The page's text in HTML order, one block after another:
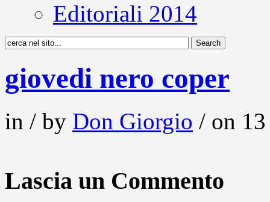
Editoriali 2014
giovedi nero coper
in / by Don Giorgio / on
Lascia un Commento